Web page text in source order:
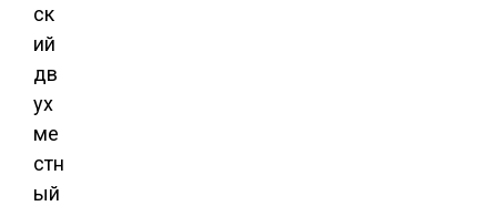
ск
ий
дв
ух
ме
стн
ый